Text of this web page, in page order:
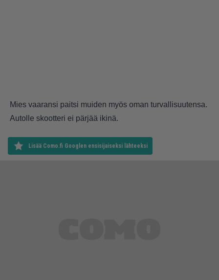
Mies vaaransi paitsi muiden myös oman turvallisuutensa.
Autolle skootteri ei pärjää ikinä.
Lisää Como.fi Googlen ensisijaiseksi lähteeksi